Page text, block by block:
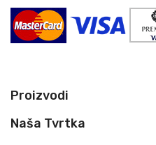
Proizvodi
Naša Tvrtka